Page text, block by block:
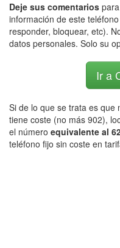
Deje sus comentarios
información de este
responder, bloquear, etc).
datos personales. Solo su
Ir a
Si de lo que se trata es que
tiene coste (no más 902),
el número equivalente al
teléfono fijo sin coste en